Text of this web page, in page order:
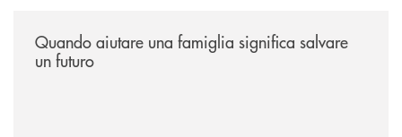
Quando aiutare una famiglia significa salvare
un futuro